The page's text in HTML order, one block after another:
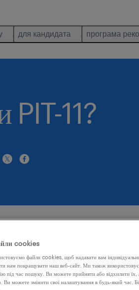
для кандидата програма
PIT-11?
за сплату податків за своїх
і виплатою податків, а й
у цьому процесі є
cookies
файли cookies, щоб надавати вам
нам покращувати наш веб-сайт. Ми також
під час пошуку. Ви можете прийняти або відхилити
Ви можете змінити свої налаштування в будь-який час.